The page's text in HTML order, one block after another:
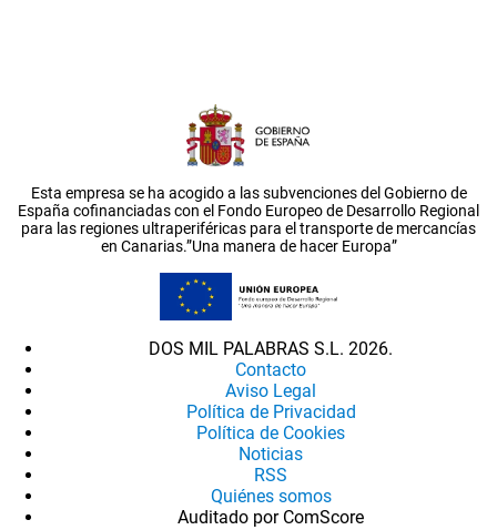
Esta empresa se ha acogido a las subvenciones del Gobierno de
España cofinanciadas con el Fondo Europeo de Desarrollo Regional
para las regiones ultraperiféricas para el transporte de mercancías
en Canarias.”Una manera de hacer Europa”
DOS MIL PALABRAS S.L. 2026.
Contacto
Aviso Legal
Política de Privacidad
Política de Cookies
Noticias
RSS
Quiénes somos
Auditado por ComScore